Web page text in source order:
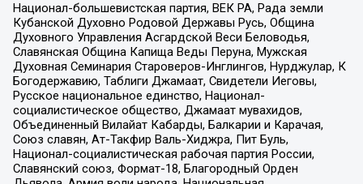
Национал-большевистская партия, ВЕК РА, Рада земли
Кубанской Духовно Родовой Державы Русь, Община
Духовного Управления Асгардской Веси Беловодья,
Славянская Община Капища Веды Перуна, Мужская
Духовная Семинария Староверов-Инглингов, Нурджулар, К
Богодержавию, Таблиги Джамаат, Свидетели Иеговы,
Русское национальное единство, Национал-
социалистическое общество, Джамаат мувахидов,
Объединенный Вилайат Кабарды, Балкарии и Карачая,
Союз славян, Ат-Такфир Валь-Хиджра, Пит Буль,
Национал-социалистическая рабочая партия России,
Славянский союз, Формат-18, Благородный Орден